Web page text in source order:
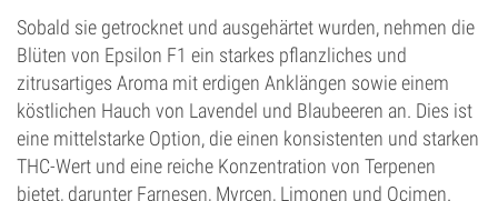
Sobald sie getrocknet und ausgehärtet wurden, nehmen die
Blüten von Epsilon F1 ein starkes pflanzliches und
zitrusartiges Aroma mit erdigen Anklängen sowie einem
köstlichen Hauch von Lavendel und Blaubeeren an. Dies ist
eine mittelstarke Option, die einen konsistenten und starken
THC-Wert und eine reiche Konzentration von Terpenen
bietet, darunter Farnesen, Myrcen, Limonen und Ocimen.